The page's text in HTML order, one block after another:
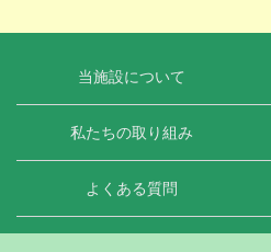
当施設について
私たちの取り組み
よくある質問